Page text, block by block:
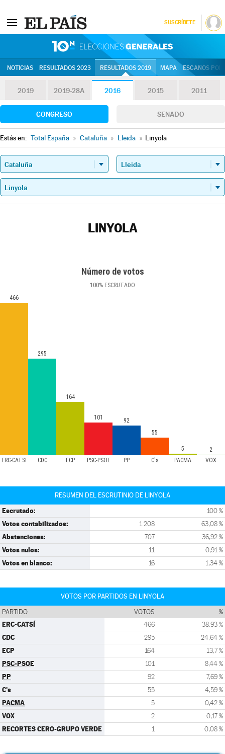
SUSCRÍBETE
NOTICIAS RESULTADOS 2023 RESULTADOS 2019 MAPA ESCAÑOS
2019 2019-28A 2016 2015 2011
CONGRESO SENADO
Estás en: Total España » Cataluña » Lleida » Linyola
LINYOLA
Número de votos
100% ESCRUTADO
ERC-CATSÍ CDC ECP PSC-PSOE PP C's PACMA VOX
466
295
164
101
92
55
5 2
RESUMEN DEL ESCRUTINIO DE LINYOLA
Escrutado: 100 %
Votos contabilizados: 1.208 63,08 %
Abstenciones: 707 36,92 %
Votos nulos: 11 0,91 %
Votos en blanco: 16 1,34 %
VOTOS POR PARTIDOS EN LINYOLA
PARTIDO VOTOS %
ERC-CATSÍ 466 38,93 %
CDC 295 24,64 %
ECP 164 13,7 %
PSC-PSOE 101 8,44 %
PP 92 7,69 %
C's 55 4,59 %
PACMA 5 0,42 %
VOX 2 0,17 %
RECORTES CERO-GRUPO VERDE 1 0,08 %